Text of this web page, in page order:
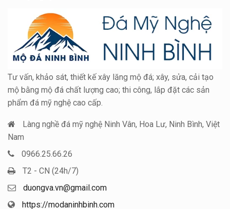
Tư vấn, khảo sát, thiết kế xây lăng mộ đá; xây, sửa, cải tạo
mộ bằng mộ đá chất lượng cao; thi công, lắp đặt các sản
phẩm đá mỹ nghệ cao cấp.
Làng nghề đá mỹ nghệ Ninh Vân, Hoa Lư, Ninh Bình, Việt
Nam
0966.25.66.26
T2 - CN (24h/7)
duongva.vn@gmail.com
https://modaninhbinh.com